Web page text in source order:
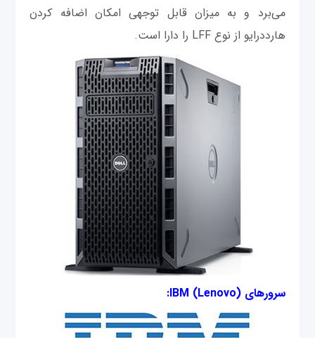
می‌برد و به میزان قابل توجهی امکان اضافه کردن
هارددرایو از نوع LFF را دارا است.
سرورهای (IBM (Lenovo: